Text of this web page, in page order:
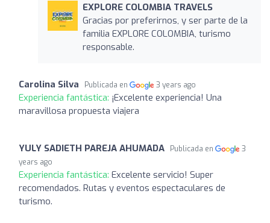
EXPLORE COLOMBIA TRAVELS
Gracias por preferirnos, y ser parte de la
familia EXPLORE COLOMBIA, turismo
responsable.
Carolina Silva Publicada en 3 years ago
Experiencia fantástica: ¡Excelente experiencia! Una
maravillosa propuesta viajera
YULY SADIETH PAREJA AHUMADA Publicada en
3
years ago
Experiencia fantástica: Excelente servicio! Super
recomendados. Rutas y eventos espectaculares de
turismo.